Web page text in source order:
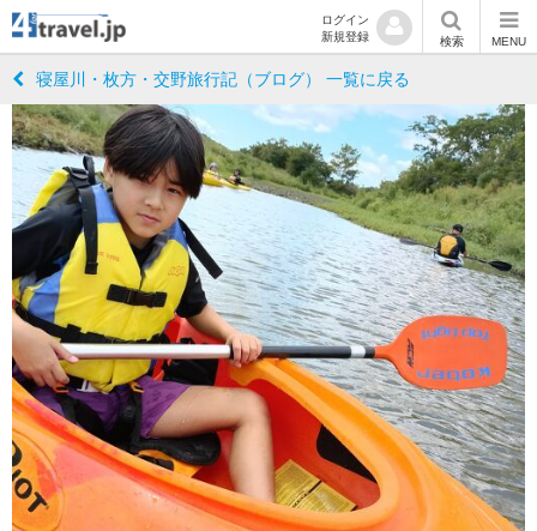
ログイン
新規登録
検索 MENU
寝屋川・枚方・交野旅行記（ブログ） 一覧に戻る